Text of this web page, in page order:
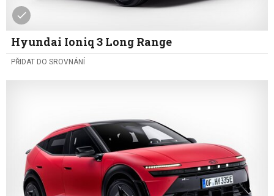
Hyundai Ioniq 3 Long Range
PŘIDAT DO SROVNÁNÍ